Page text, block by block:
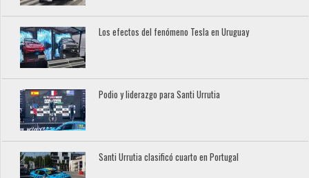
Los efectos del fenómeno Tesla en Uruguay
Podio y liderazgo para Santi Urrutia
Santi Urrutia clasificó cuarto en Portugal